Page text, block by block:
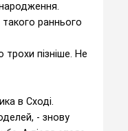
раннього
пізніше. Не
в Сході.
- знову